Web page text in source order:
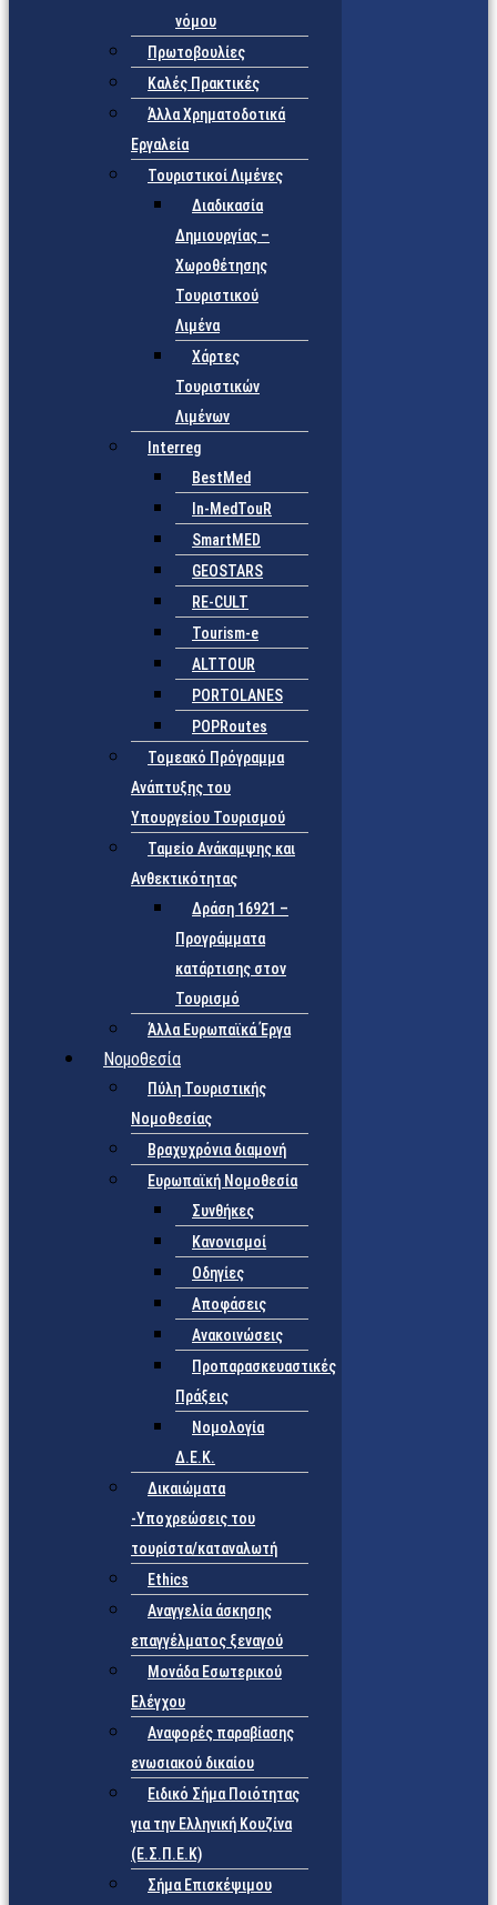
νόμου
Πρωτοβουλίες
Καλές Πρακτικές
Άλλα Χρηματοδοτικά
Εργαλεία
Τουριστικοί Λιμένες
Διαδικασία
Δημιουργίας –
Χωροθέτησης
Τουριστικού
Λιμένα
Χάρτες
Τουριστικών
Λιμένων
Interreg
BestMed
In-MedTouR
SmartMED
GEOSTARS
RE-CULT
Tourism-e
ALTTOUR
PORTOLANES
POPRoutes
Τομεακό Πρόγραμμα
Ανάπτυξης του
Υπουργείου Τουρισμού
Ταμείο Ανάκαμψης και
Ανθεκτικότητας
Δράση 16921 –
Προγράμματα
κατάρτισης στον
Τουρισμό
Άλλα Ευρωπαϊκά Έργα
Νομοθεσία
Πύλη Τουριστικής
Νομοθεσίας
Βραχυχρόνια διαμονή
Ευρωπαϊκή Νομοθεσία
Συνθήκες
Κανονισμοί
Οδηγίες
Αποφάσεις
Ανακοινώσεις
Προπαρασκευαστικές
Πράξεις
Νομολογία
Δ.Ε.Κ.
Δικαιώματα
-Υποχρεώσεις του
τουρίστα/καταναλωτή
Ethics
Αναγγελία άσκησης
επαγγέλματος ξεναγού
Μονάδα Εσωτερικού
Ελέγχου
Αναφορές παραβίασης
ενωσιακού δικαίου
Ειδικό Σήμα Ποιότητας
για την Ελληνική Κουζίνα
(Ε.Σ.Π.Ε.Κ)
Σήμα Επισκέψιμου